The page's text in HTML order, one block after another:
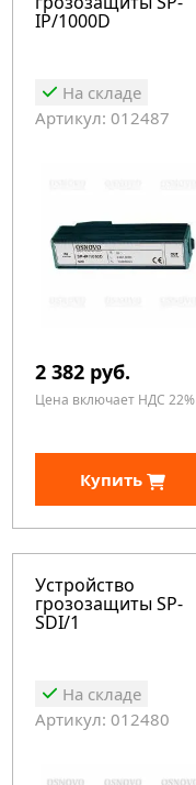
IP/1000D
На складе
Артикул: 012487
2 382 руб.
Цена включает НДС 22%
Купить
Устройство
грозозащиты SP-
SDI/1
На складе
Артикул: 012480